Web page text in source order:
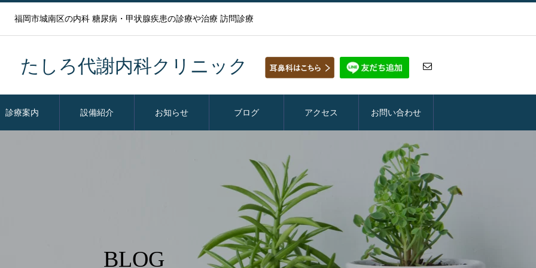
福岡市城南区の内科 糖尿病・甲状腺疾患の診療や治療 訪問診療
たしろ代謝内科クリニック
診療案内 設備紹介 お知らせ ブログ アクセス お問い合わせ
BLOG